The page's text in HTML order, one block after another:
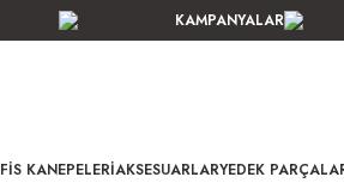
KAMPANYALAR
KANEPELERIAKSESUARLARYEDEK